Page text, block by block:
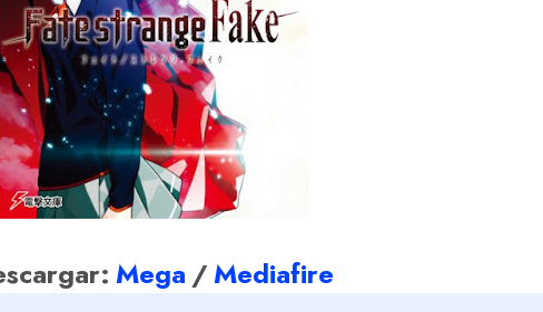
Mega /Mediafire